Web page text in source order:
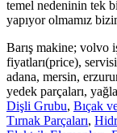
temel nedeninin tek
yapıyor olmamız
Barış makine; volvo
fiyatları(price),
adana, mersin,
yedek parçaları,
Dişli Grubu, Bıçak
Tırnak Parçaları,